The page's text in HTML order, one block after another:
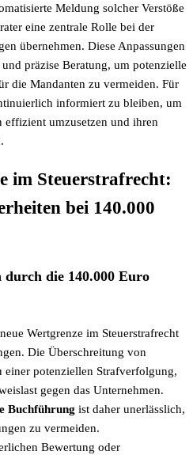
Meldung solcher Verstöße
eine zentrale Rolle bei der
übernehmen. Diese Anpassungen
präzise Beratung, um potenzielle
die Mandanten zu vermeiden. Für
informiert zu bleiben, um
effizient umzusetzen und ihren
im Steuerstrafrecht:
bei 140.000
die 140.000 Euro
Wertgrenze im Steuerstrafrecht
Die Überschreitung von
potenziellen Strafverfolgung,
gegen das Unternehmen.
Buchführung ist daher unerlässlich,
zu vermeiden.
Bewertung oder